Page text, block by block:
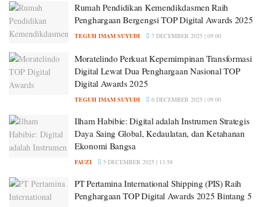
Rumah Pendidikan Kemendikdasmen Raih
Penghargaan Bergengsi TOP Digital Awards 2025
TEGUH IMAM SUYUDI 7 DECEMBER 2025 | 09:00
Moratelindo Perkuat Kepemimpinan Transformasi
Digital Lewat Dua Penghargaan Nasional TOP
Digital Awards 2025
TEGUH IMAM SUYUDI 6 DECEMBER 2025 | 09:00
Ilham Habibie: Digital adalah Instrumen Strategis
Daya Saing Global, Kedaulatan, dan Ketahanan
Ekonomi Bangsa
FAUZI 5 DECEMBER 2025 | 13:58
PT Pertamina International Shipping (PIS) Raih
Penghargaan TOP Digital Awards 2025 Bintang 5